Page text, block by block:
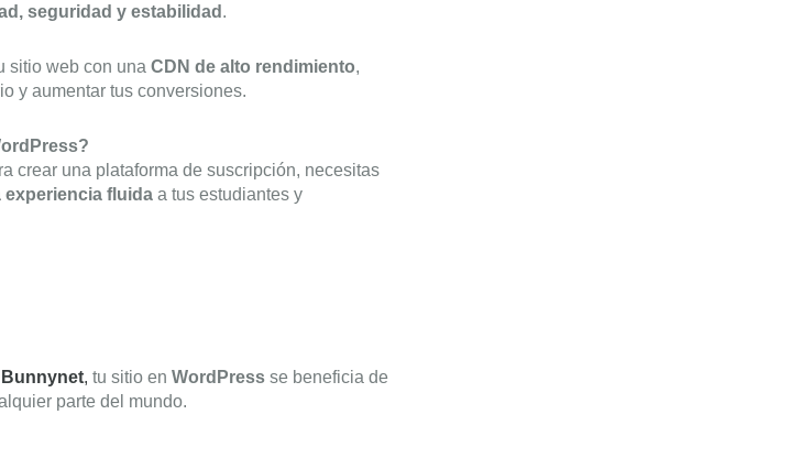
seguridad y estabilidad .
sitio web con una CDN de alto rendimiento,
y aumentar tus conversiones.
crear una plataforma de suscripción, necesitas
fluida a tus estudiantes y
Bunnynet, tu sitio en WordPress se beneficia de
parte del mundo.